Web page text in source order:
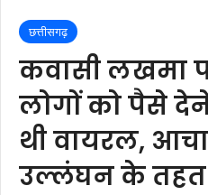
छत्तीसगढ़
कवासी लखमा
लोगों को पैसे
थी वायरल,
उल्लंघन के तहत